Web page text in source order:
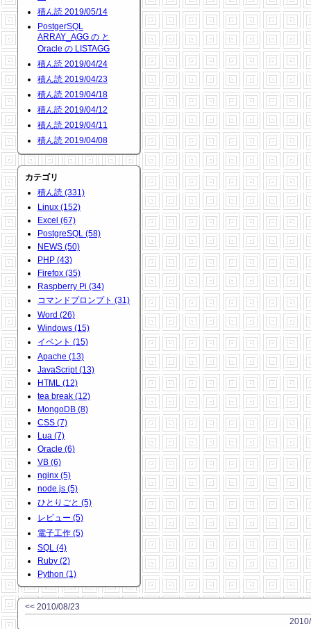
積ん読 2019/05/14
PostgerSQL
ARRAY_AGG の と
Oracle の LISTAGG
積ん読 2019/04/24
積ん読 2019/04/23
積ん読 2019/04/18
積ん読 2019/04/12
積ん読 2019/04/11
積ん読 2019/04/08
カテゴリ
積ん読 (331)
Linux (152)
Excel (67)
PostgreSQL (58)
NEWS (50)
PHP (43)
Firefox (35)
Raspberry Pi (34)
コマンドプロンプト (31)
Word (26)
Windows (15)
イベント (15)
Apache (13)
JavaScript (13)
HTML (12)
tea break (12)
MongoDB (8)
CSS (7)
Lua (7)
Oracle (6)
VB (6)
nginx (5)
node.js (5)
ひとりごと (5)
レビュー (5)
電子工作 (5)
SQL (4)
Ruby (2)
Python (1)
<< 2010/08/23